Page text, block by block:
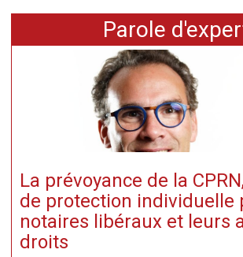
Parole
La prévoyance de la
de protection individuelle
notaires libéraux et leurs
droits